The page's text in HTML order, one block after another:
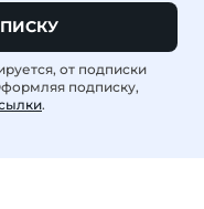
от подписки
подписку,
.